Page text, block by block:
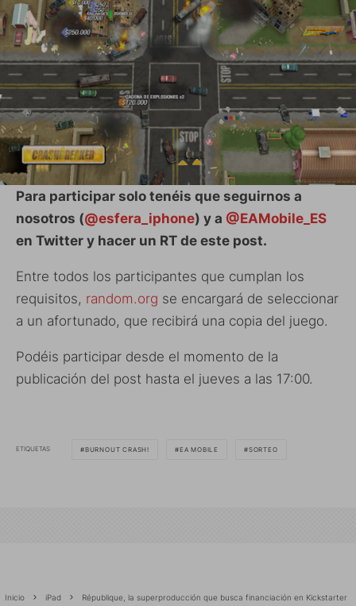
Para participar solo tenéis que seguirnos a
nosotros (@esfera_iphone) y a @EAMobile_ES
en Twitter y hacer un RT de este post.
Entre todos los participantes que cumplan los
requisitos, random.org se encargará de seleccionar
a un afortunado, que recibirá una copia del juego.
Podéis participar desde el momento de la
publicación del post hasta el jueves a las 17:00.
ETIQUETAS BURNOUT CRASH! EA MOBILE SORTEO
Inicio iPad République, la superproducción que busca financiación en Kickstarter